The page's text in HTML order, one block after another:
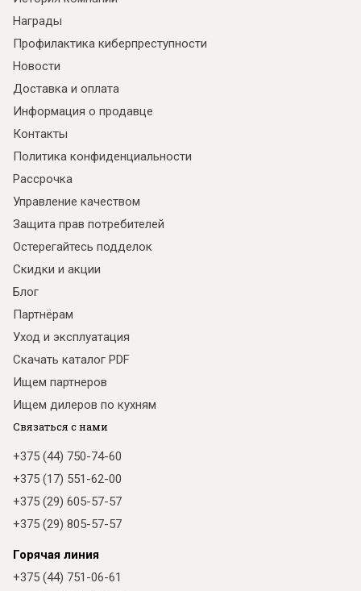
Награды
Профилактика киберпреступности
Новости
Доставка и оплата
Информация о продавце
Контакты
Политика конфиденциальности
Рассрочка
Управление качеством
Защита прав потребителей
Остерегайтесь подделок
Скидки и акции
Блог
Партнёрам
Уход и эксплуатация
Скачать каталог PDF
Ищем партнеров
Ищем дилеров по кухням
Связаться с нами
+375 (44) 750-74-60
+375 (17) 551-62-00
+375 (29) 605-57-57
+375 (29) 805-57-57
Горячая линия
+375 (44) 751-06-61